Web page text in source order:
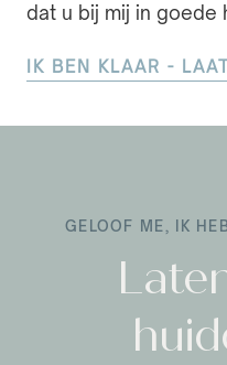
dat u bij mij in goede
IK BEN KLAAR -
GELOOF ME, IK